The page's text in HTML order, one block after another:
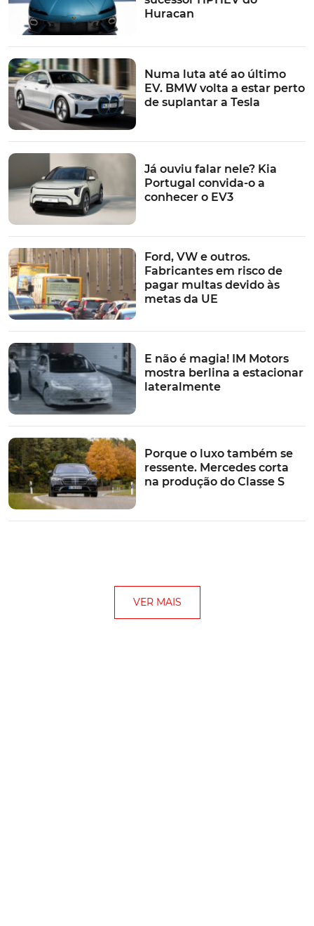
mais recentes do mercado, de forma a "oferecer aos
nossos clientes aquilo que eles esperam da
nas mais diferentes regiões do mundo". Isto, porque,
afiança, "a mentalidade dos clientes está a mudar, em
particular entre as gerações mais jovens".
TÓPICOS:
porscheEstratégiaPorsche 911
Huracan
Numa luta até ao último
EV. BMW volta a estar perto
de suplantar a Tesla
Já ouviu falar nele? Kia
Portugal convida-o a
conhecer o EV3
Ford, VW e outros.
Fabricantes em risco de
pagar multas devido às
metas da UE
E não é magia! IM Motors
mostra berlina a estacionar
lateralmente
Porque o luxo também se
ressente. Mercedes corta
na produção do Classe S
VER MAIS